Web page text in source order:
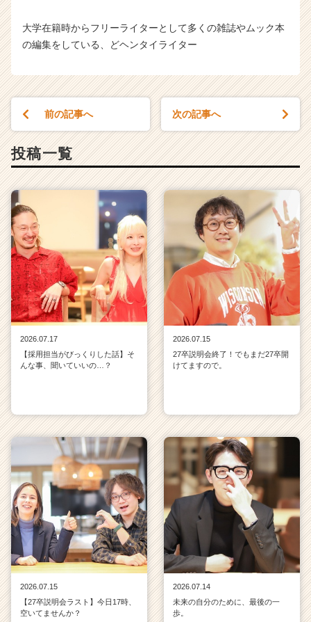
大学在籍時からフリーライターとして多くの雑誌やムック本
の編集をしている、どヘンタイライター
前の記事へ 次の記事へ
投稿一覧
2026.07.17
【採用担当がびっくりした話】そ
んな事、聞いていいの…？
2026.07.15
27卒説明会終了！でもまだ27卒開
けてますので。
2026.07.15
【27卒説明会ラスト】今日17時、
空いてませんか？
2026.07.14
未来の自分のために、最後の一
歩。